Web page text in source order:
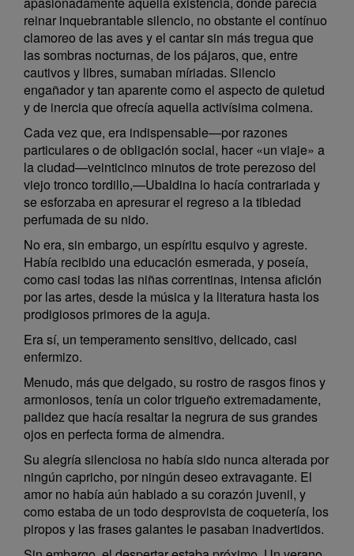
reinar inquebrantable silencio, no obstante el contínuo
clamoreo de las aves y el cantar sin más tregua que
las sombras nocturnas, de los pájaros, que, entre
cautivos y libres, sumaban míriadas. Silencio
engañador y tan aparente como el aspecto de quietud
y de inercia que ofrecía aquella activísima colmena.
Cada vez que, era indispensable—por razones
particulares o de obligación social, hacer «un viaje» a
la ciudad—veinticinco minutos de trote perezoso del
viejo tronco tordillo,—Ubaldina lo hacía contrariada y
se esforzaba en apresurar el regreso a la tibiedad
perfumada de su nido.
No era, sin embargo, un espíritu esquivo y agreste.
Había recibido una educación esmerada, y poseía,
como casi todas las niñas correntinas, intensa afición
por las artes, desde la música y la literatura hasta los
prodigiosos primores de la aguja.
Era sí, un temperamento sensitivo, delicado, casi
enfermizo.
Menudo, más que delgado, su rostro de rasgos finos y
armoniosos, tenía un color trigueño extremadamente,
palidez que hacía resaltar la negrura de sus grandes
ojos en perfecta forma de almendra.
Su alegría silenciosa no había sido nunca alterada por
ningún capricho, por ningún deseo extravagante. El
amor no había aún hablado a su corazón juvenil, y
como estaba de un todo desprovista de coquetería, los
piropos y las frases galantes le pasaban inadvertidos.